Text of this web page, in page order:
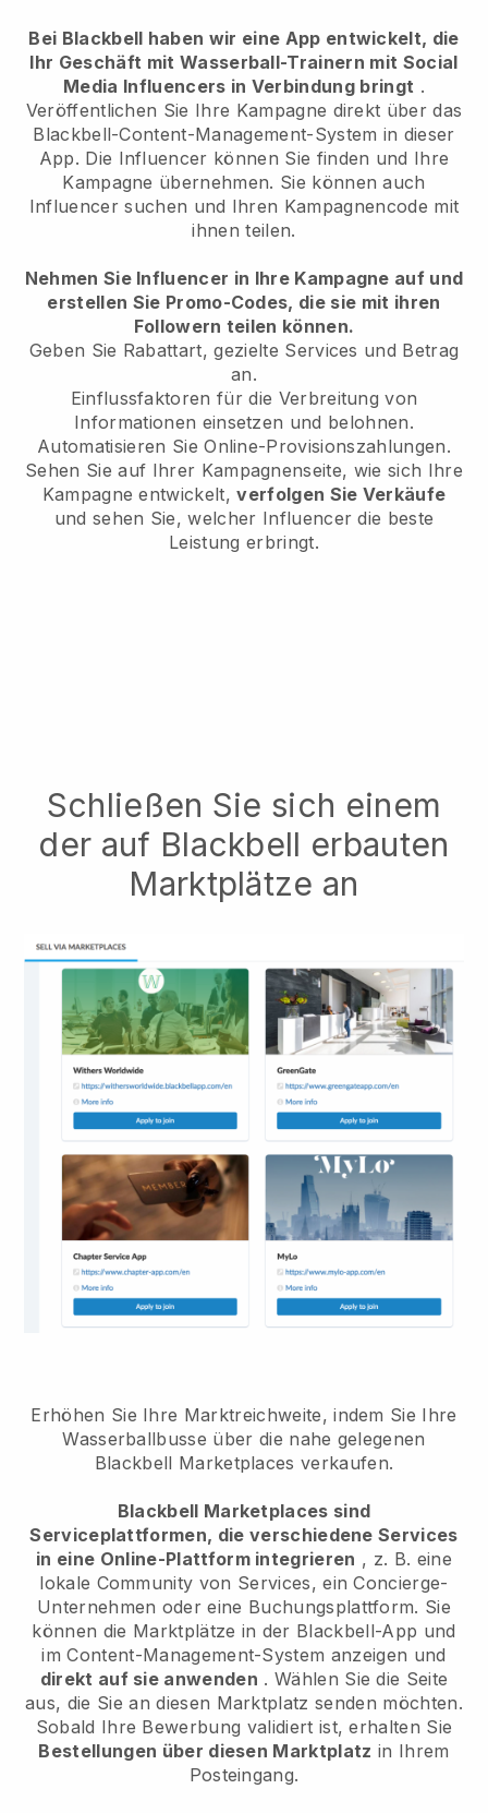
Bei Blackbell haben wir eine App entwickelt, die
Ihr Geschäft mit Wasserball-Trainern mit Social
Media Influencers in Verbindung bringt .
Veröffentlichen Sie Ihre Kampagne direkt über das
Blackbell-Content-Management-System in dieser
App. Die Influencer können Sie finden und Ihre
Kampagne übernehmen. Sie können auch
Influencer suchen und Ihren Kampagnencode mit
ihnen teilen.
Nehmen Sie Influencer in Ihre Kampagne auf und
erstellen Sie Promo-Codes, die sie mit ihren
Followern teilen können.
Geben Sie Rabattart, gezielte Services und Betrag
an.
Einflussfaktoren für die Verbreitung von
Informationen einsetzen und belohnen.
Automatisieren Sie Online-Provisionszahlungen.
Sehen Sie auf Ihrer Kampagnenseite, wie sich Ihre
Kampagne entwickelt,verfolgen Sie Verkäufe
und sehen Sie, welcher Influencer die beste
Leistung erbringt.
Schließen Sie sich einem
der auf Blackbell erbauten
Marktplätze an
Erhöhen Sie Ihre Marktreichweite, indem Sie Ihre
Wasserballbusse über die nahe gelegenen
Blackbell Marketplaces verkaufen.
Blackbell Marketplaces sind
Serviceplattformen, die verschiedene Services
in eine Online-Plattform integrieren , z. B. eine
lokale Community von Services, ein Concierge-
Unternehmen oder eine Buchungsplattform. Sie
können die Marktplätze in der Blackbell-App und
im Content-Management-System anzeigen und
direkt auf sie anwenden . Wählen Sie die Seite
aus, die Sie an diesen Marktplatz senden möchten.
Sobald Ihre Bewerbung validiert ist, erhalten Sie
Bestellungen über diesen Marktplatz in Ihrem
Posteingang.